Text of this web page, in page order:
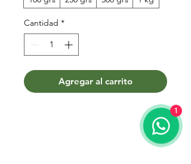
Cantidad *
Agregar al carrito
1